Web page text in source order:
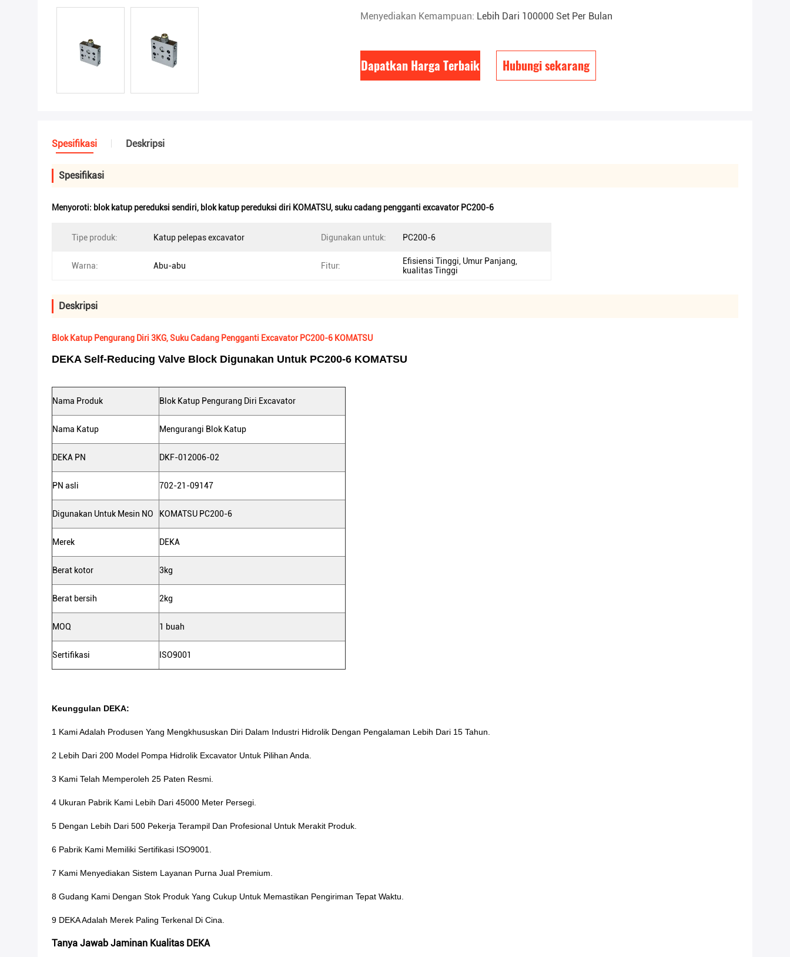
Menyediakan Kemampuan: Lebih Dari 100000 Set Per Bulan
Dapatkan Harga Terbaik Hubungi sekarang
Spesifikasi Deskripsi
Spesifikasi
Menyoroti: blok katup pereduksi sendiri, blok katup pereduksi diri KOMATSU,suku cadang pengganti excavator PC200-6
Tipe produk: Katup pelepas excavator Digunakan untuk: PC200-6
Warna: Abu-abu Fitur:
Efisiensi Tinggi, Umur Panjang,
kualitas Tinggi
Deskripsi
Blok Katup Pengurang Diri 3KG, Suku Cadang Pengganti Excavator PC200-6 KOMATSU
DEKA Self-Reducing Valve Block Digunakan Untuk PC200-6 KOMATSU
Nama Produk Blok Katup Pengurang Diri Excavator
Nama Katup Mengurangi Blok Katup
DEKA PN DKF-012006-02
PN asli 702-21-09147
Digunakan Untuk Mesin NO KOMATSU PC200-6
Merek DEKA
Berat kotor 3kg
Berat bersih 2kg
MOQ 1 buah
Sertifikasi ISO9001
Keunggulan DEKA:
1 Kami Adalah Produsen Yang Mengkhususkan Diri Dalam Industri Hidrolik Dengan Pengalaman Lebih Dari 15 Tahun.
2 Lebih Dari 200 Model Pompa Hidrolik Excavator Untuk Pilihan Anda.
3 Kami Telah Memperoleh 25 Paten Resmi.
4 Ukuran Pabrik Kami Lebih Dari 45000 Meter Persegi.
5 Dengan Lebih Dari 500 Pekerja Terampil Dan Profesional Untuk Merakit Produk.
6 Pabrik Kami Memiliki Sertifikasi ISO9001.
7 Kami Menyediakan Sistem Layanan Purna Jual Premium.
8 Gudang Kami Dengan Stok Produk Yang Cukup Untuk Memastikan Pengiriman Tepat Waktu.
9 DEKA Adalah Merek Paling Terkenal Di Cina.
Tanya Jawab Jaminan Kualitas DEKA